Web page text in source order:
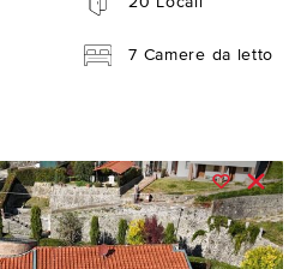
7 Camere da letto